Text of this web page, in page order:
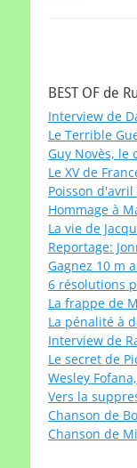
BEST OF de
Interview de
Le Terrible
Guy Novès, le
Le XV de
Poisson
Hommage à
La vie de
Reportage:
Gagnez 10 m
6 résolutions
La frappe de
La pénalité à
Interview de
Le secret de
Wesley
Vers la
Chanson de
Chanson de